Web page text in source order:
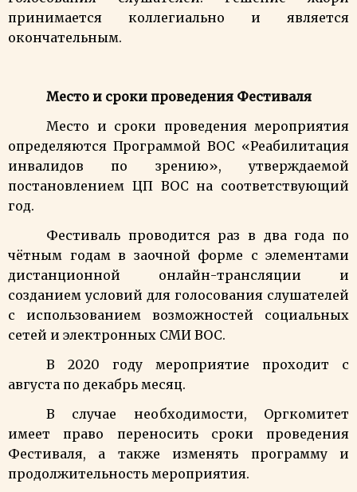
принимается коллегиально и является
окончательным.
Место и сроки проведения Фестиваля
Место и сроки проведения мероприятия
определяются Программой ВОС «Реабилитация
инвалидов по зрению», утверждаемой
постановлением ЦП ВОС на соответствующий
год.
Фестиваль проводится раз в два года по
чётным годам в заочной форме с элементами
дистанционной онлайн-трансляции и
созданием условий для голосования слушателей
с использованием возможностей социальных
сетей и электронных СМИ ВОС.
В 2020 году мероприятие проходит с
августа по декабрь месяц.
В случае необходимости, Оргкомитет
имеет право переносить сроки проведения
Фестиваля, а также изменять программу и
продолжительность мероприятия.